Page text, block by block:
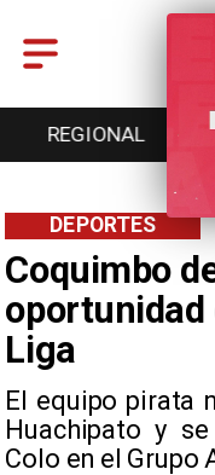
REGIONAL
Coquimbo
oportunidad
Liga
El equipo pirata
Huachipato y
Colo en el Grupo
DEPORTES